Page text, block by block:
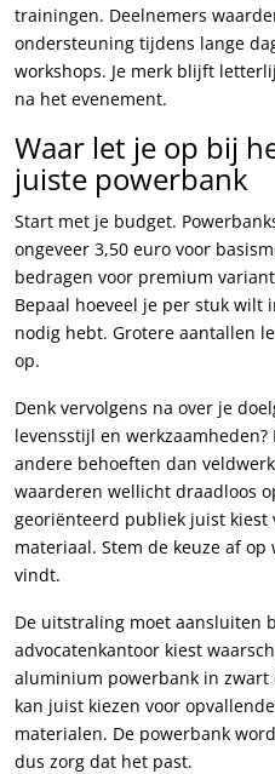
trainingen. Deelnemers
ondersteuning tijdens lange
workshops. Je merk blijft
na het evenement.
Waar let je op bij
juiste powerbank
Start met je budget.
ongeveer 3,50 euro voor
bedragen voor premium
Bepaal hoeveel je per stuk wilt
nodig hebt. Grotere aantallen
op.
Denk vervolgens na over je
levensstijl en
andere behoeften dan
waarderen wellicht draadloos
georiënteerd publiek juist kiest
materiaal. Stem de keuze af
vindt.
De uitstraling moet aansluiten
advocatenkantoor kiest
aluminium powerbank in zwart
kan juist kiezen voor
materialen. De powerbank
dus zorg dat het past.